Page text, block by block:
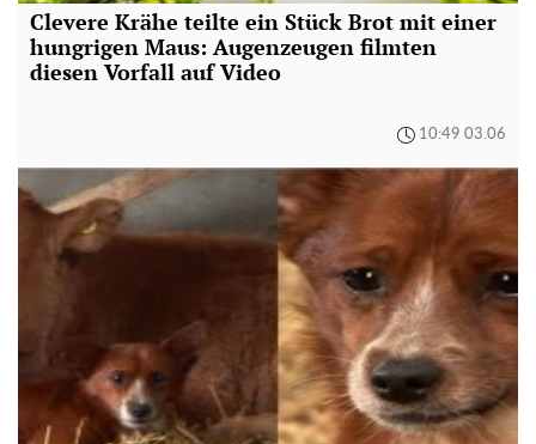
Clevere Krähe teilte ein Stück Brot mit einer
hungrigen Maus: Augenzeugen filmten
diesen Vorfall auf Video
10:49 03.06